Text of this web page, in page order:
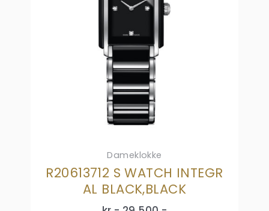
Dameklokke
R20613712 S WATCH INTEGR
AL BLACK,BLACK